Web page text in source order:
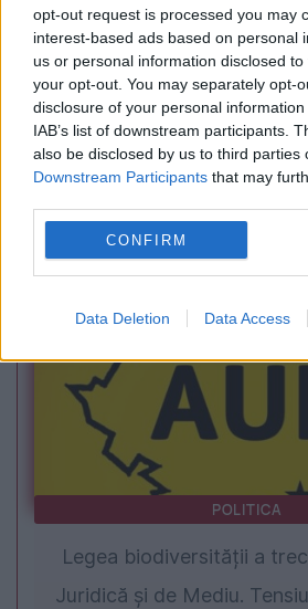
opt-out request is processed you may
interest-based ads based on personal
us or personal information disclosed
your opt-out. You may separately opt-
disclosure of your personal
IAB’s list of downstream participants.
also be disclosed by us to third parties
Downstream Participants that may
CONFIRM
Data Deletion Data Access
VREMEA
Prognoza meteo, 6 august.
urmate de vijelii și
POLITICA
Legea biodiversității a
Juridică și de Mediu.